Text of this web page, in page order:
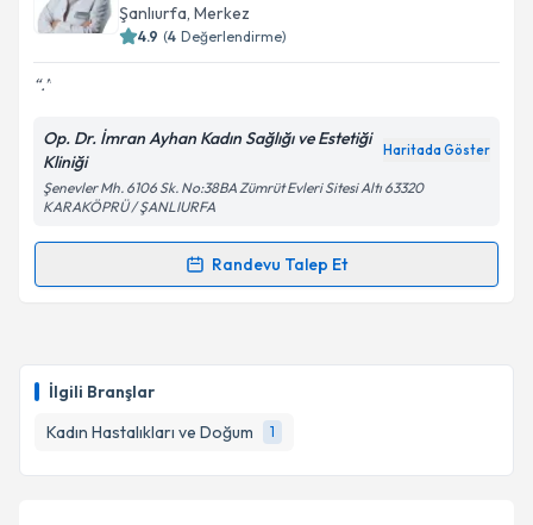
İlgili Branşlar
Kadın Hastalıkları ve Doğum
1
kapsamda işlenmesini kabul ediyorum.
Takvim Talebini Gönder
Şanlıurfa, Merkez
4.9 (4 Değerlendirme)
.
Op. Dr. İmran Ayhan Kadın Sağlığı ve Estetiği
Kliniği
Haritada Göster
Şenevler Mh. 6106 Sk. No:38BA Zümrüt Evleri Sitesi Altı 63320
KARAKÖPRÜ / ŞANLIURFA
Randevu Talep Et
Randevu Takvimi Talebi
takvim hazırlandığında e-posta ile bilgilendireceğiz.